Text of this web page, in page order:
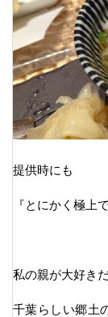
提供時にも
『とにかく極上
私の親が大好き
千葉らしい郷土